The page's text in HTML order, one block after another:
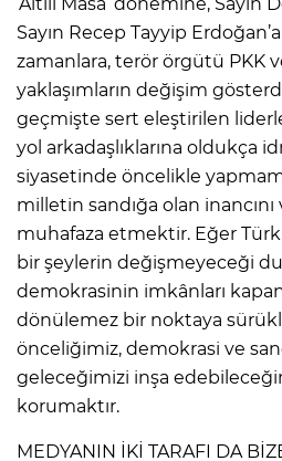
Sayın Recep Tayyip
zamanlara, terör örgütü PKK
yaklaşımların değişim
geçmişte sert eleştirilen
yol arkadaşlıklarına oldukça
siyasetinde öncelikle
milletin sandığa olan
muhafaza etmektir. Eğer
bir şeylerin değişmeyeceği
demokrasinin imkânları
dönülemez bir noktaya
önceliğimiz, demokrasi ve
geleceğimizi inşa
korumaktır.
MEDYANIN İKİ TARAFI DA